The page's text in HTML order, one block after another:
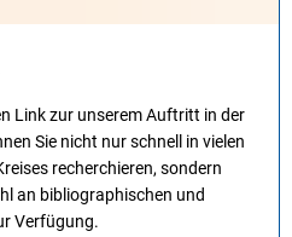
Link zur unserem Auftritt in der
Sie nicht nur schnell in vielen
recherchieren, sondern
an bibliographischen und
Verfügung.